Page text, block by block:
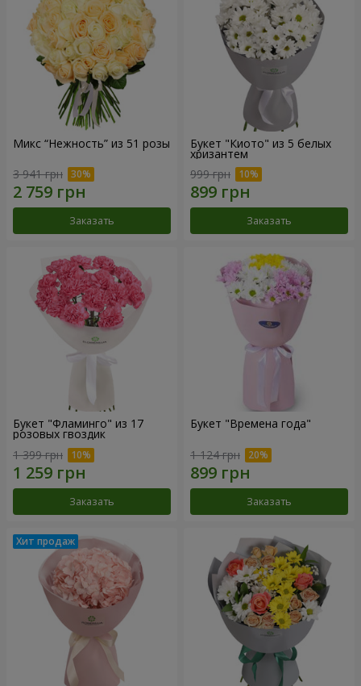
Микс “Нежность” из 51 розы
3 941 грн
Заказать
Букет "Киото" из 5 белых
хризантем
999 грн
Заказать
Букет "Фламинго" из 17
розовых гвоздик
1 399 грн
Заказать
Букет "Времена года"
1 124 грн
Заказать